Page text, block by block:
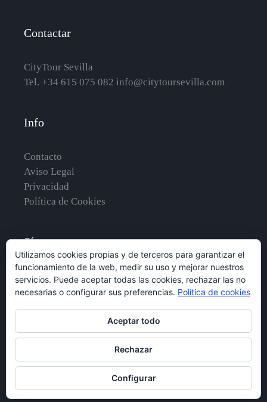
Contactar
CityTour Sevilla
Tel. +34 615 075 082 info@citytoursevilla.com
Info
Contacto
Aviso Legal
Privacidad
Política de Cookies
Síguenos en
Utilizamos cookies propias y de terceros para garantizar el
funcionamiento de la web, medir su uso y mejorar nuestros
servicios. Puede aceptar todas las cookies, rechazar las no
necesarias o configurar sus preferencias. Política de cookies
Aceptar todo
Rechazar
Configurar